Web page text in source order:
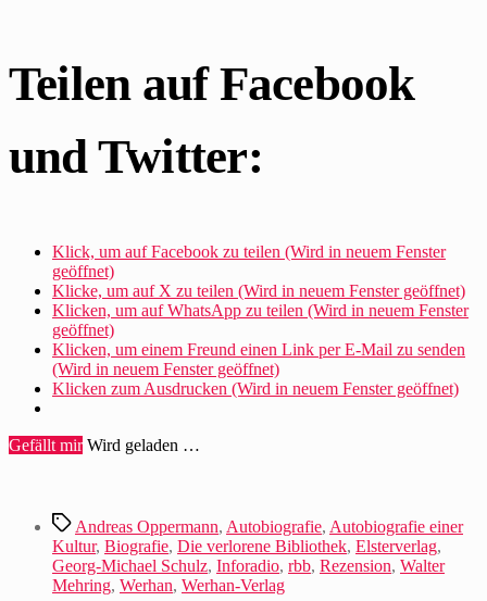
und
seiner
Teilen auf Facebook
und Twitter:
Klick, um auf Facebook zu teilen (Wird in neuem Fenster
geöffnet)
Klicke, um auf X zu teilen (Wird in neuem Fenster geöffnet)
Klicken, um auf WhatsApp zu teilen (Wird in neuem Fenster
geöffnet)
Klicken, um einem Freund einen Link per E-Mail zu senden
(Wird in neuem Fenster geöffnet)
Klicken zum Ausdrucken (Wird in neuem Fenster geöffnet)
Gefällt mir Wird geladen …
Schlagwörter
Andreas Oppermann, Autobiografie, Autobiografie einer
Kultur, Biografie, Die verlorene Bibliothek, Elsterverlag,
Georg-Michael Schulz, Inforadio, rbb, Rezension, Walter
Mehring, Werhan, Werhan-Verlag